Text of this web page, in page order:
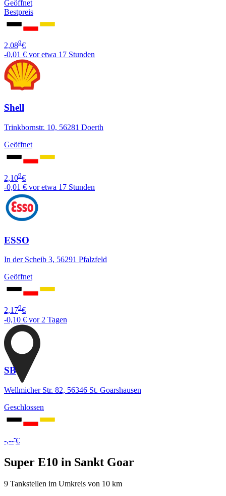
Geöffnet
Bestpreis
2,089€
-0,01 € vor etwa 17 Stunden
Shell
Trinkbornstr. 10, 56281 Doerth
Geöffnet
2,109€
-0,01 € vor etwa 17 Stunden
ESSO
In der Scheib 3, 56291 Pfalzfeld
Geöffnet
2,179€
-0,10 € vor 2 Tagen
SB
Wellmicher Str. 82, 56346 St. Goarshausen
Geschlossen
-,---€
Super E10 in Sankt Goar
9 Tankstellen im Umkreis von 10 km